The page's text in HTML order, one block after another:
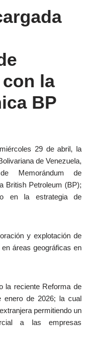
la
BP
29 de abril, la
de Venezuela,
Memorándum de
British Petroleum (BP);
en la estrategia de
y explotación de
áreas geográficas en
la reciente Reforma de
enero de 2026; la cual
permitiendo un
a las empresas